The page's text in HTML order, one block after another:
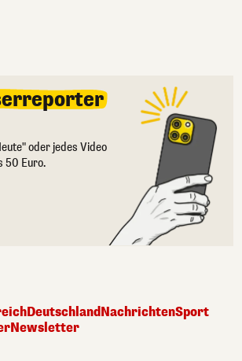
oder jedes Video
50 Euro.
DeutschlandNachrichtenSport
Newsletter